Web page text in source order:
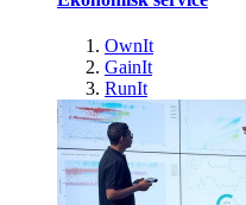
OwnIt
GainIt
RunIt